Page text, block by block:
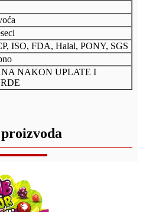
ISO, FDA, Halal, PONY, SGS
NAKON UPLATE I